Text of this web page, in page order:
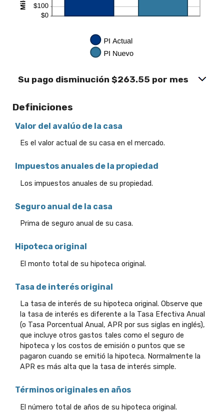
Su pago disminución $263.55 por mes
Definiciones
Valor del avalúo de la casa
Es el valor actual de su casa en el mercado.
Impuestos anuales de la propiedad
Los impuestos anuales de su propiedad.
Seguro anual de la casa
Prima de seguro anual de su casa.
Hipoteca original
El monto total de su hipoteca original.
Tasa de interés original
La tasa de interés de su hipoteca original. Observe que
la tasa de interés es diferente a la Tasa Efectiva Anual
(o Tasa Porcentual Anual, APR por sus siglas en inglés),
que incluye otros gastos tales como el seguro de
hipoteca y los costos de emisión o puntos que se
pagaron cuando se emitió la hipoteca. Normalmente la
APR es más alta que la tasa de interés simple.
Términos originales en años
El número total de años de su hipoteca original.